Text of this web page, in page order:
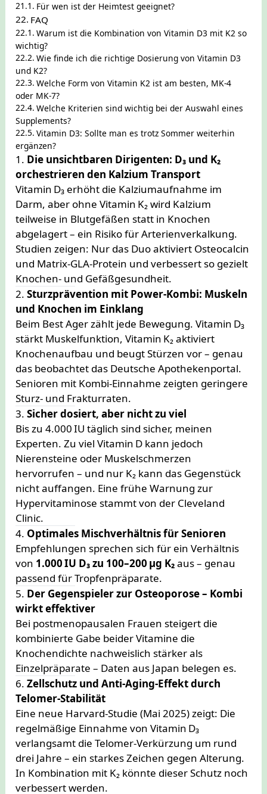
Für wen ist der Heimtest geeignet?
FAQ
Warum ist die Kombination von Vitamin D3 mit K2 so
wichtig?
Wie finde ich die richtige Dosierung von Vitamin D3
und K2?
Welche Form von Vitamin K2 ist am besten, MK-4
oder MK-7?
Welche Kriterien sind wichtig bei der Auswahl eines
Supplements?
Vitamin D3: Sollte man es trotz Sommer weiterhin
ergänzen?
1. Die unsichtbaren Dirigenten: D₃ und K₂
orchestrieren den Kalzium Transport
Vitamin D₃ erhöht die Kalziumaufnahme im
Darm, aber ohne Vitamin K₂ wird Kalzium
teilweise in Blutgefäßen statt in Knochen
abgelagert – ein Risiko für Arterienverkalkung.
Studien zeigen: Nur das Duo aktiviert Osteocalcin
und Matrix-GLA-Protein und verbessert so gezielt
Knochen- und Gefäßgesundheit.
2.Sturzprävention mit Power-Kombi: Muskeln
und Knochen im Einklang
Beim Best Ager zählt jede Bewegung. Vitamin D₃
stärkt Muskelfunktion, Vitamin K₂ aktiviert
Knochenaufbau und beugt Stürzen vor – genau
das beobachtet das Deutsche Apothekenportal.
Senioren mit Kombi-Einnahme zeigten geringere
Sturz‑ und Frakturraten.
3.Sicher dosiert, aber nicht zu viel
Bis zu 4.000 IU täglich sind sicher, meinen
Experten. Zu viel Vitamin D kann jedoch
Nierensteine oder Muskelschmerzen
hervorrufen – und nur K₂ kann das Gegenstück
nicht auffangen. Eine frühe Warnung zur
Hypervitaminose stammt von der Cleveland
Clinic.
4. Optimales Mischverhältnis für Senioren
Empfehlungen sprechen sich für ein Verhältnis
von 1.000 IU D₃ zu 100–200 µg K₂aus – genau
passend für Tropfenpräparate.
5. Der Gegenspieler zur Osteoporose – Kombi
wirkt effektiver
Bei postmenopausalen Frauen steigert die
kombinierte Gabe beider Vitamine die
Knochendichte nachweislich stärker als
Einzelpräparate – Daten aus Japan belegen es.
6.Zellschutz und Anti‑Aging-Effekt durch
Telomer‑Stabilität
Eine neue Harvard-Studie (Mai 2025) zeigt: Die
regelmäßige Einnahme von Vitamin D₃
verlangsamt die Telomer‑Verkürzung um rund
drei Jahre – ein starkes Zeichen gegen Alterung.
In Kombination mit K₂ könnte dieser Schutz noch
verbessert werden.